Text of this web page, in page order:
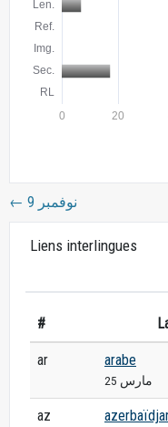
← 9 نوفمبر
Liens interlingues
#
ar arabe
25 مارس
az